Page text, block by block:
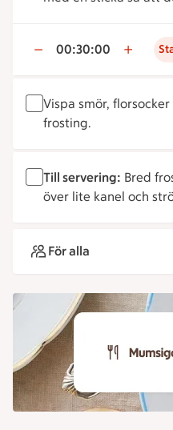
00:30:00
Vispa smör,
frosting.
Till servering: Bred
över lite kanel och
För alla